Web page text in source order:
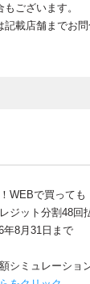
ございます。
載店舗までお問
WEBで買っても
ジット分割48回
年8月31日まで
シミュレーショ